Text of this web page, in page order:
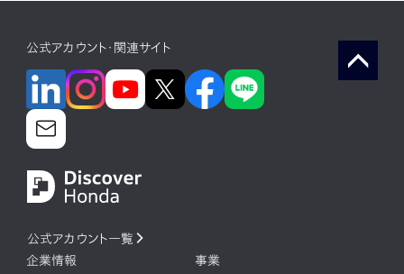
公式アカウント・関連サイト
公式アカウント一覧
企業情報
事業